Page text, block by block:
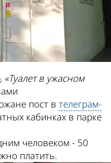
«Туалет в ужасном
пост в телеграм-
кабинках в парке
человеком - 50
платить.